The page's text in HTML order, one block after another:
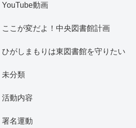
YouTube動画
ここが変だよ！中央図書館計画
ひがしまもりは東図書館を守りたい
未分類
活動内容
署名運動